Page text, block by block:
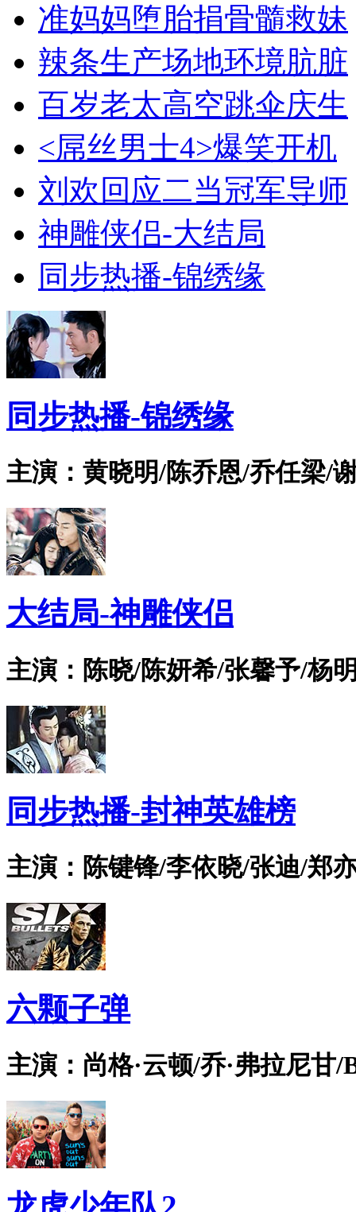
准妈妈堕胎捐骨髓救妹
辣条生产场地环境肮脏
百岁老太高空跳伞庆生
<屌丝男士4>爆笑开机
刘欢回应二当冠军导师
神雕侠侣-大结局
同步热播-锦绣缘
同步热播-锦绣缘
主演：黄晓明/陈乔恩/乔任梁/
大结局-神雕侠侣
主演：陈晓/陈妍希/张馨予/杨
同步热播-封神英雄榜
主演：陈键锋/李依晓/张迪/郑
六颗子弹
主演：尚格·云顿/乔·弗拉尼甘/